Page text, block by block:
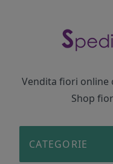
Vendita fiori online
Shop
CATEGORIE